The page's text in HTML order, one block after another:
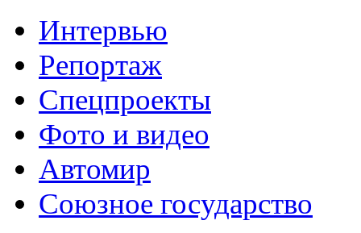
Интервью
Репортаж
Спецпроекты
Фото и видео
Автомир
Союзное государство